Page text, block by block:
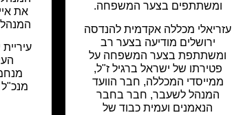
ומשתתפים בצער המשפחה.
עזריאלי מכללה אקדמית להנדסה
ירושלים מודיעה בצער רב
ומשתתפת בצער המשפחה על
פטירתו של ישראל ברגיל ז"ל,
ממייסדי המכללה, חבר הוועד
המנהל לשעבר, חבר בחבר
הנאמנים ועמית כבוד של
את